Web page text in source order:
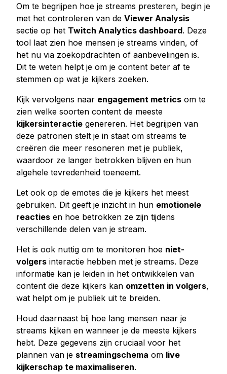
Om te begrijpen hoe je streams presteren, begin je
met het controleren van de Viewer Analysis
sectie op het Twitch Analytics dashboard. Deze
tool laat zien hoe mensen je streams vinden, of
het nu via zoekopdrachten of aanbevelingen is.
Dit te weten helpt je om je content beter af te
stemmen op wat je kijkers zoeken.
Kijk vervolgens naar engagement metrics om te
zien welke soorten content de meeste
kijkersinteractie genereren. Het begrijpen van
deze patronen stelt je in staat om streams te
creëren die meer resoneren met je publiek,
waardoor ze langer betrokken blijven en hun
algehele tevredenheid toeneemt.
Let ook op de emotes die je kijkers het meest
gebruiken. Dit geeft je inzicht in hun emotionele
reacties en hoe betrokken ze zijn tijdens
verschillende delen van je stream.
Het is ook nuttig om te monitoren hoe niet-
volgers interactie hebben met je streams. Deze
informatie kan je leiden in het ontwikkelen van
content die deze kijkers kan omzetten in volgers,
wat helpt om je publiek uit te breiden.
Houd daarnaast bij hoe lang mensen naar je
streams kijken en wanneer je de meeste kijkers
hebt. Deze gegevens zijn cruciaal voor het
plannen van je streamingschema om live
kijkerschap te maximaliseren.